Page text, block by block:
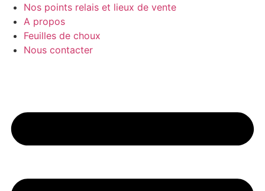
Nos points relais et lieux de vente
A propos
Feuilles de choux
Nous contacter